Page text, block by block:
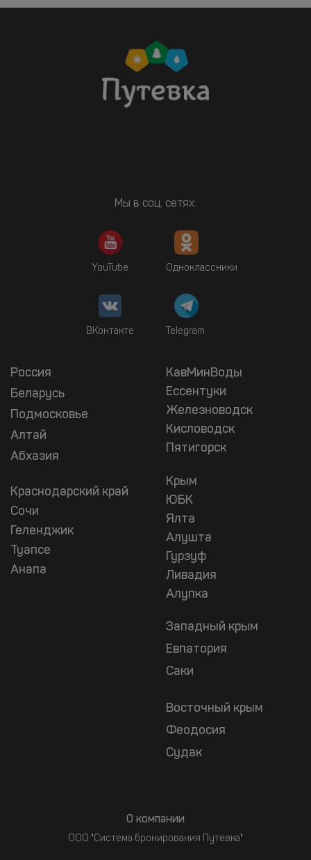
Мы в соц. сетях:
YouTube Одноклассники
ВКонтакте Telegram
Россия
Беларусь
Подмосковье
Алтай
Абхазия
Краснодарский край
Сочи
Геленджик
Туапсе
Анапа
КавМинВоды
Ессентуки
Железноводск
Кисловодск
Пятигорск
Крым
ЮБК
Ялта
Алушта
Гурзуф
Ливадия
Алупка
Западный крым
Евпатория
Саки
Восточный крым
Феодосия
Судак
О компании
ООО "Система бронирования Путевка"